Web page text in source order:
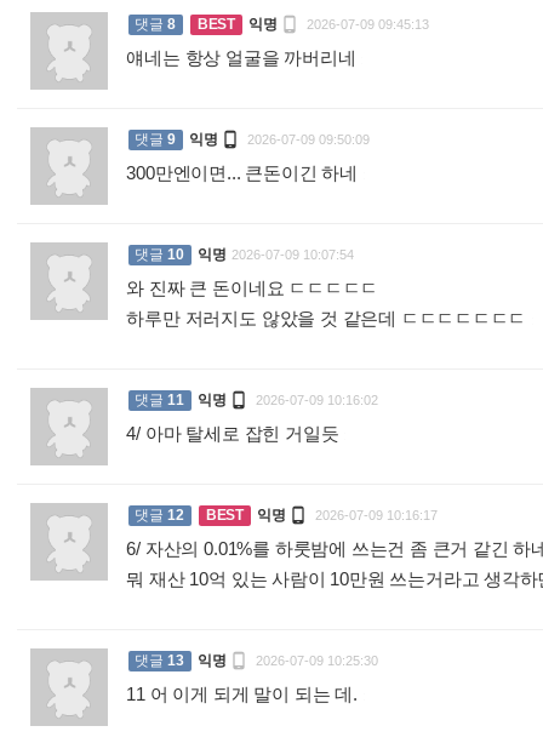
댓글 8 BEST 익명  2026-07-09 09:45:13
얘네는 항상 얼굴을 까버리네
댓글 9 익명  2026-07-09 09:50:09
300만엔이면... 큰돈이긴 하네
댓글 10 익명 2026-07-09 10:07:54
와 진짜 큰 돈이네요 ㄷㄷㄷㄷㄷ
하루만 저러지도 않았을 것 같은데 ㄷㄷㄷㄷㄷㄷㄷ
댓글 11 익명  2026-07-09 10:16:02
4/ 아마 탈세로 잡힌 거일듯
댓글 12 BEST 익명  2026-07-09 10:16:17
6/ 자산의 0.01%를 하룻밤에 쓰는건 좀 큰거 같긴 하
뭐 재산 10억 있는 사람이 10만원 쓰는거라고 생각
댓글 13 익명  2026-07-09 10:25:30
11 어 이게 되게 말이 되는 데.